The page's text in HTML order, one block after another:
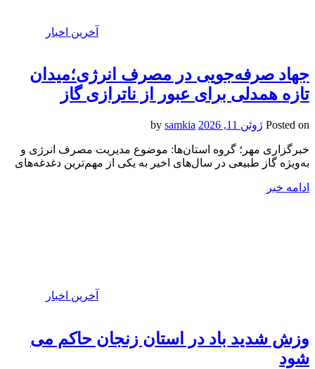
آخرین اخبار
جهاد صرفه‌جویی در مصرف انرژی؛میدان
تازه همدلی برای عبور از ناترازی گاز
Posted on ژوئن 11, 2026 samkia
خبرگزاری مهر؛ گروه استان‌ها: موضوع مدیریت مصرف انرژی و
به‌ویژه گاز طبیعی در سال‌های اخیر به یکی از مهم‌ترین دغدغه‌های
ادامه خبر
آخرین اخبار
وزش شدید باد در استان زنجان حاکم می
شود